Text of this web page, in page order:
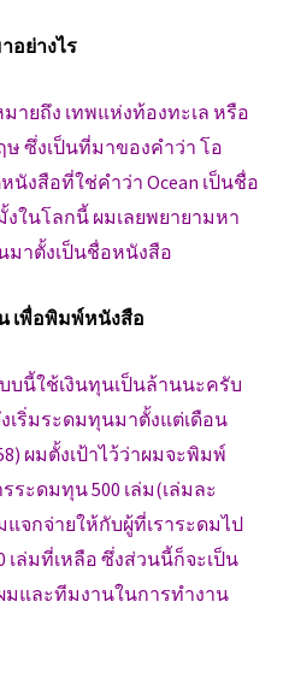
อย่างไร
ายถึง เทพแห่งท้องทะเล หรือ
ษ ซึ่งเป็นที่มาของคำว่า โอ
นังสือที่ใช่คำว่า Ocean เป็นชื่อ
งในโลกนี้ ผมเลยพยายามหา
มาตั้งเป็นชื่อหนังสือ
เพื่อพิมพ์หนังสือ
บนี้ใช้เงินทุนเป็นล้านนะครับ
เริ่มระดมทุนมาตั้งแต่เดือน
ผมตั้งเป้าไว้ว่าผมจะพิมพ์
ระดมทุน 500 เล่ม(เล่มละ
แจกจ่ายให้กับผู้ที่เราระดมไป
ล่มที่เหลือ ซึ่งส่วนนี้ก็จะเป็น
และทีมงานในการทำงาน